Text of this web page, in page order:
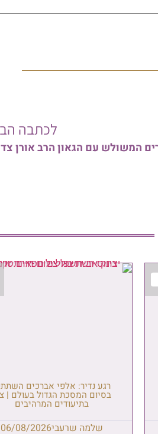
לכתבה
רגע נדיר: אלפי אברכים
בסיום המסכת הגדול בעולם |
בתיעודים המרהיבים
שלמה שרעבי06/08/2026